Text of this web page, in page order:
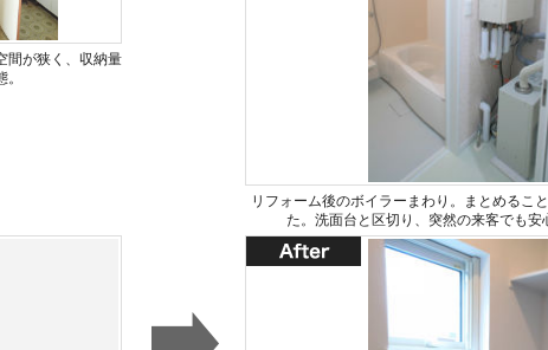
間が狭く、収納量
リフォーム後のボイラーまわり。まとめるこ
た。洗面台と区切り、突然の来客でも安